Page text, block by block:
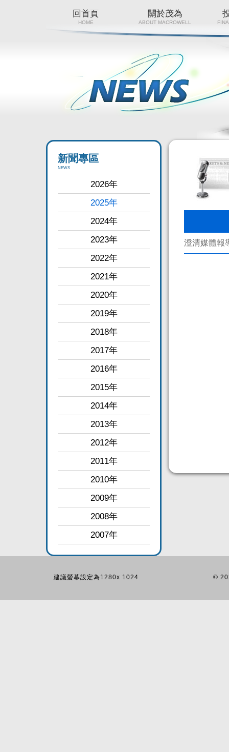
回首頁
HOME
關於茂為
ABOUT MACROWELL
新聞專區
NEWS
2026年
2025年
2024年
2023年
2022年
2021年
2020年
2019年
2018年
2017年
2016年
2015年
2014年
2013年
2012年
2011年
2010年
2009年
2008年
2007年
澄清媒體報
建議螢幕設定為1280x 1024 ©